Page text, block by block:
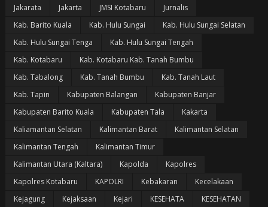
Jakarata
Jakarta JMSI Kotabaru
Jurnalis
Kab. Barito Kuala
Kab. Hulu Sungai
Kab. Hulu Sungai Selatan
Kab. Hulu Sungai Tenga
Kab. Hulu Sungai Tengah
Kab. Kotabaru
Kab. Kotabaru Kab. Tanah Bumbu
Kab. Tabalong
Kab. Tanah Bumbu
Kab. Tanah Laut
Kab. Tapin
Kabupaten Balangan
Kabupaten Banjar
Kabupaten Barito Kuala
Kabupaten Tala
Kakarta
Kaliamantan Selatan
Kalimantan Barat
Kalimantan Selatan
Kalimantan Tengah
Kalimantan Timur
Kalimantan Utara (Kaltara)
Kapolda
Kapolres
Kapolres Kotabaru
KAPOLRI Kebakaran
Kecelakaan
Kejagung
Kejaksaan Kejari KESEHATA
KESEHATAN